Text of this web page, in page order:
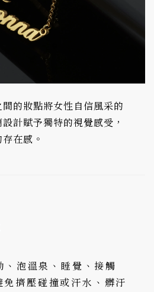
的妝點將女性自信風采的
計賦予獨特的視覺感受，
在感。
、泡溫泉、睡覺、接觸
擠壓碰撞或汗水、髒汙